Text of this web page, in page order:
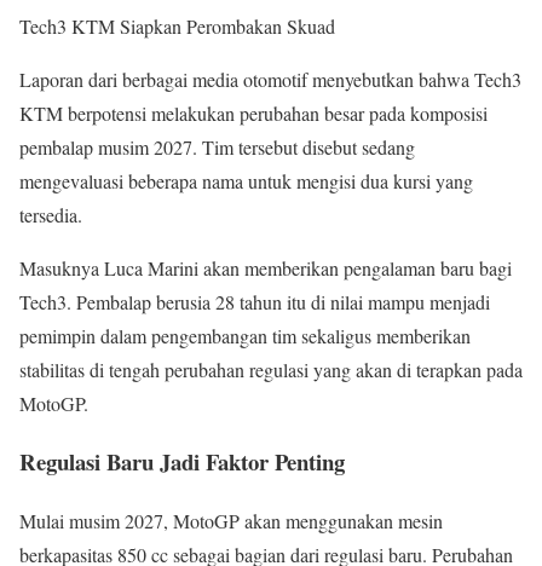
Tech3 KTM Siapkan Perombakan Skuad
Laporan dari berbagai media otomotif menyebutkan bahwa Tech3
KTM berpotensi melakukan perubahan besar pada komposisi
pembalap musim 2027. Tim tersebut disebut sedang
mengevaluasi beberapa nama untuk mengisi dua kursi yang
tersedia.
Masuknya Luca Marini akan memberikan pengalaman baru bagi
Tech3. Pembalap berusia 28 tahun itu di nilai mampu menjadi
pemimpin dalam pengembangan tim sekaligus memberikan
stabilitas di tengah perubahan regulasi yang akan di terapkan pada
MotoGP.
Regulasi Baru Jadi Faktor Penting
Mulai musim 2027, MotoGP akan menggunakan mesin
berkapasitas 850 cc sebagai bagian dari regulasi baru. Perubahan